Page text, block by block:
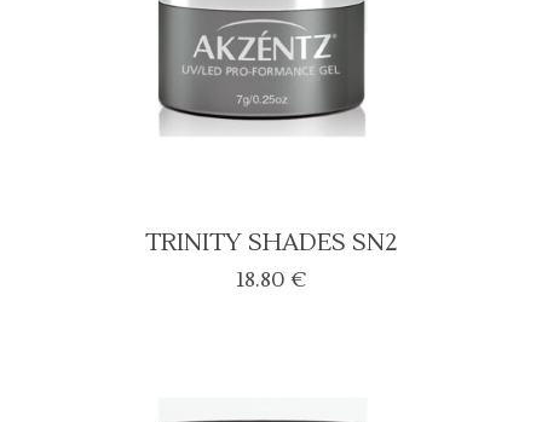
TRINITY SHADES SN2
18.80 €